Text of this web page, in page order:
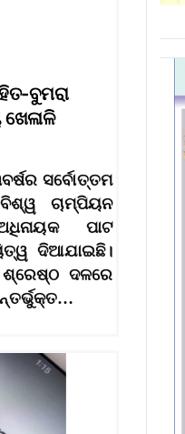
ବୁମରା
ସର୍ବୋତ୍ତମ
ଚାମ୍ପିୟନ
ପାଟ
ଦିଆଯାଇଛି।
ଶ୍ରେଷ୍ଠ ଦଳରେ